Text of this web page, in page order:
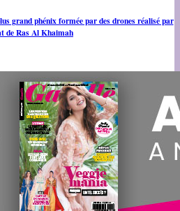
grand phénix formée par des drones réalisé par
de Ras Al Khaimah